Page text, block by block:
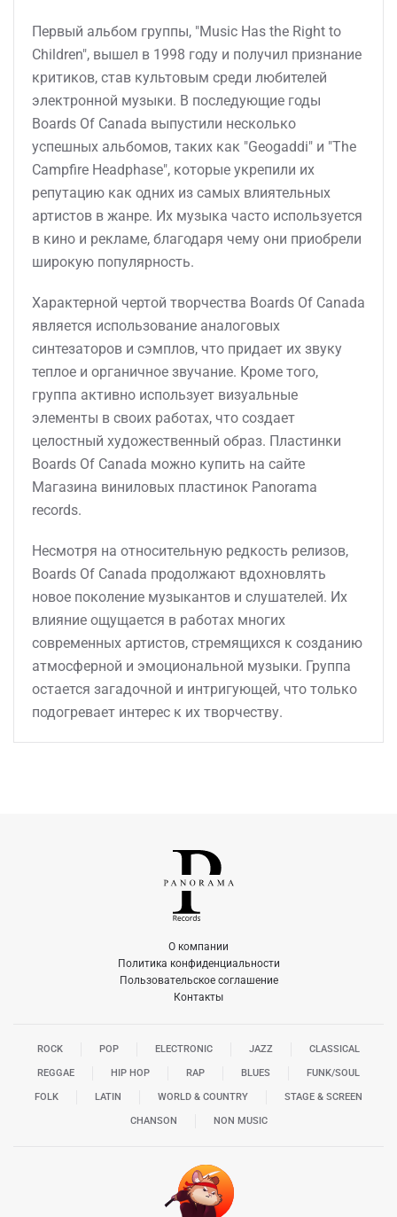
Первый альбом группы, "Music Has the Right to
Children", вышел в 1998 году и получил признание
критиков, став культовым среди любителей
электронной музыки. В последующие годы
Boards Of Canada выпустили несколько
успешных альбомов, таких как "Geogaddi" и "The
Campfire Headphase", которые укрепили их
репутацию как одних из самых влиятельных
артистов в жанре. Их музыка часто используется
в кино и рекламе, благодаря чему они приобрели
широкую популярность.
Характерной чертой творчества Boards Of Canada
является использование аналоговых
синтезаторов и сэмплов, что придает их звуку
теплое и органичное звучание. Кроме того,
группа активно использует визуальные
элементы в своих работах, что создает
целостный художественный образ. Пластинки
Boards Of Canada можно купить на сайте
Магазина виниловых пластинок Panorama
records.
Несмотря на относительную редкость релизов,
Boards Of Canada продолжают вдохновлять
новое поколение музыкантов и слушателей. Их
влияние ощущается в работах многих
современных артистов, стремящихся к созданию
атмосферной и эмоциональной музыки. Группа
остается загадочной и интригующей, что только
подогревает интерес к их творчеству.
О компании
Политика конфиденциальности
Пользовательское соглашение
Контакты
ROCK POP ELECTRONIC JAZZ CLASSICAL
REGGAE HIP HOP RAP BLUES FUNK/SOUL
FOLK LATIN WORLD & COUNTRY STAGE & SCREEN
CHANSON NON MUSIC